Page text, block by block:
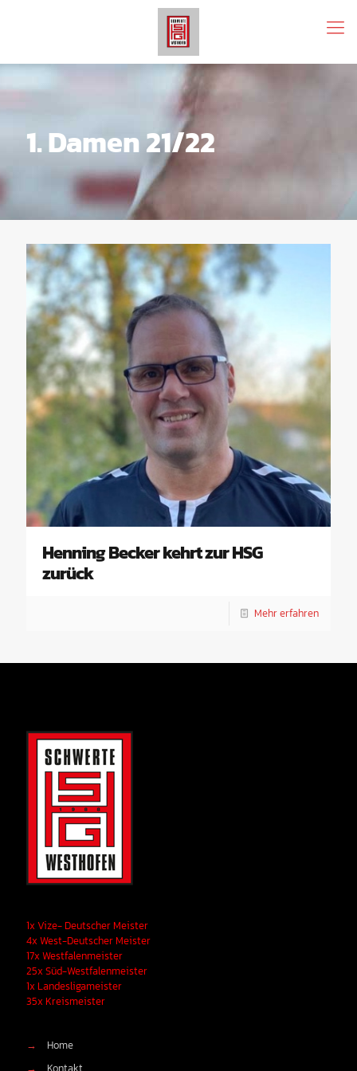
1. Damen 21/22
Henning Becker kehrt zur HSG
zurück
Mehr erfahren
1x Vize- Deutscher Meister
4x West-Deutscher Meister
17x Westfalenmeister
25x Süd-Westfalenmeister
1x Landesligameister
35x Kreismeister
→
Home